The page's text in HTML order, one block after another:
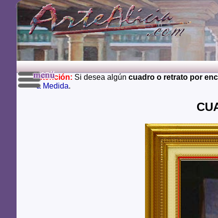
Atención: Si desea algún cuadro o retrato por
a Medida.